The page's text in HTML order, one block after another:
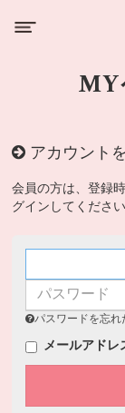
アカウント
会員の方は、登録
グインしてください
パスワードを忘
メールアド